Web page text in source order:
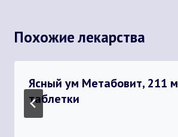
Похожие лекарства
Ясный ум Метабовит, 211
таблетки